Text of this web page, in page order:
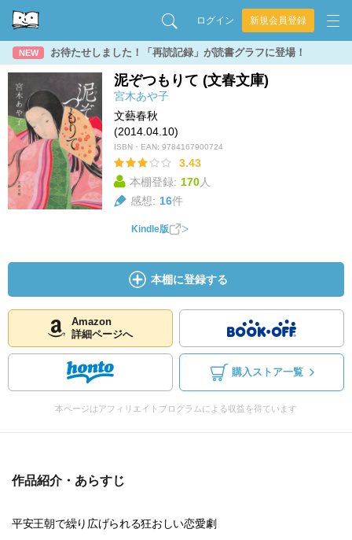
ログイン 新規会員登録
NEW お待たせしました！「再読記録」が読書グラフに登場！
泥ぞつもりて (文春文庫)
宮木あや子
文藝春秋
(2014.04.10)
ISBN・EAN: 9784167900724
3.43
本棚登録: 170人
感想: 16件
Kindle版
本棚に登録する
Amazon
詳細ページへ
購入ストア一覧
本ページはアフィリエイトプログラムによる収益を得ています
作品紹介・あらすじ
平安王朝で繰り広げられる狂おしい恋愛劇